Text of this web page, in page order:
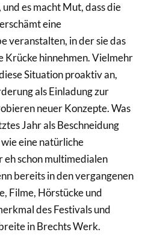
und es macht Mut, dass die
eine
veranstalten, in der sie das
Krücke hinnehmen. Vielmehr
Situation proaktiv an,
als Einladung zur
neuer Konzepte. Was
Jahr als Beschneidung
eine natürliche
schon multimedialen
bereits in den vergangenen
Filme, Hörstücke und
des Festivals und
in Brechts Werk.